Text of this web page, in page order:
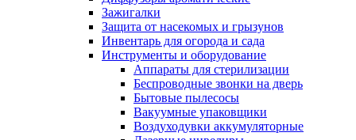
Зажигалки
Защита от насекомых и грызунов
Инвентарь для огорода и сада
Инструменты и оборудование
Аппараты для стерилизации
Беспроводные звонки на дверь
Бытовые пылесосы
Вакуумные упаковщики
Воздуходувки аккумуляторные